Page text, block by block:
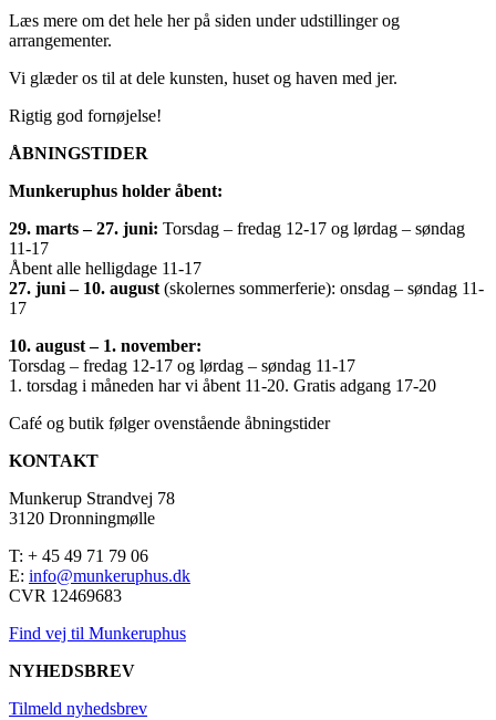
Læs mere om det hele her på siden under udstillinger og
arrangementer.
Vi glæder os til at dele kunsten, huset og haven med jer.
Rigtig god fornøjelse!
ÅBNINGSTIDER
Munkeruphus holder åbent:
29. marts – 27. juni: Torsdag – fredag 12-17 og lørdag – søndag
11-17
Åbent alle helligdage 11-17
27. juni – 10. august (skolernes sommerferie): onsdag – søndag 11-
17
10. august – 1. november:
Torsdag – fredag 12-17 og lørdag – søndag 11-17
1. torsdag i måneden har vi åbent 11-20. Gratis adgang 17-20
Café og butik følger ovenstående åbningstider
KONTAKT
Munkerup Strandvej 78
3120 Dronningmølle
T: + 45 49 71 79 06
E: info@munkeruphus.dk
CVR 12469683
Find vej til Munkeruphus
NYHEDSBREV
Tilmeld nyhedsbrev